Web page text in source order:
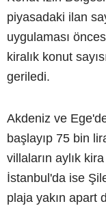
piyasadaki ilan
uygulaması
kiralık konut
geriledi.
Akdeniz ve
başlayıp 75 bin
villaların aylık
İstanbul'da ise
plaja yakın apart